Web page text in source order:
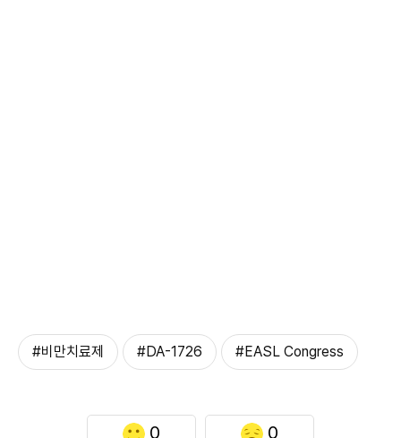
#비만치료제 #DA-1726 #EASL Congress
0 0